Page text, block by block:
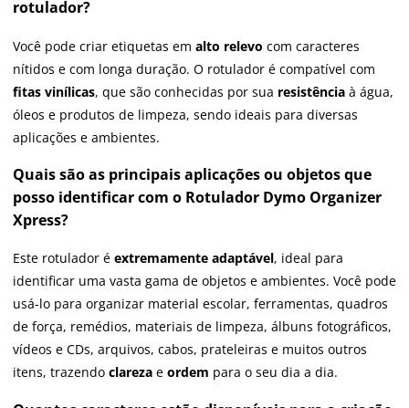
rotulador?
Você pode criar etiquetas em alto relevo com caracteres
nítidos e com longa duração. O rotulador é compatível com
fitas vinílicas, que são conhecidas por sua resistência à água,
óleos e produtos de limpeza, sendo ideais para diversas
aplicações e ambientes.
Quais são as principais aplicações ou objetos que
posso identificar com o Rotulador Dymo Organizer
Xpress?
Este rotulador é extremamente adaptável, ideal para
identificar uma vasta gama de objetos e ambientes. Você pode
usá-lo para organizar material escolar, ferramentas, quadros
de força, remédios, materiais de limpeza, álbuns fotográficos,
vídeos e CDs, arquivos, cabos, prateleiras e muitos outros
itens, trazendo clareza e ordem para o seu dia a dia.